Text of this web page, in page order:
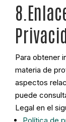
Para obtener
materia de
aspectos
puede
Legal en el